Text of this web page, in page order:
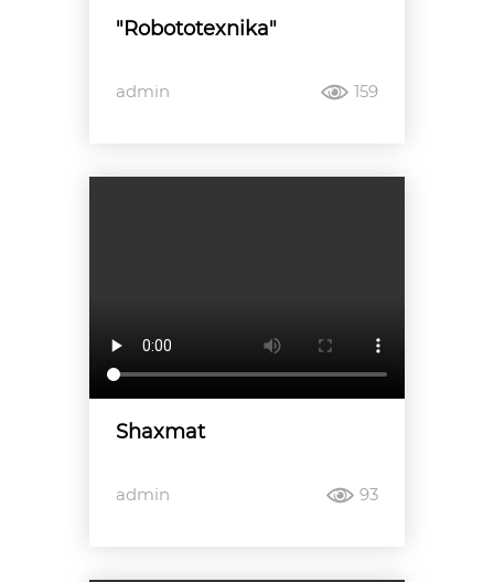
"Robototexnika"
admin 159
Shaxmat
admin 93